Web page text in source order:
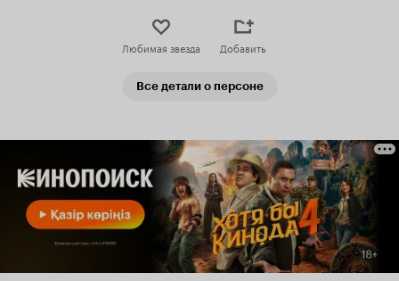
Любимая звезда Добавить
Все детали о персоне